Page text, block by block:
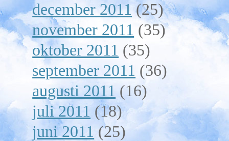
december 2011(25)
november 2011 (35)
oktober 2011 (35)
september 2011 (36)
augusti 2011 (16)
juli 2011 (18)
juni 2011 (25)